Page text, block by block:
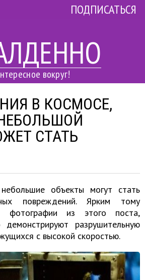
вокруг!
ПОДПИСАТЬСЯ
В КОСМОСЕ,
СТАТЬ
объекты могут стать
повреждений. Ярким тому
фотографии из этого поста,
демонстрируют разрушительную
с высокой скоростью.